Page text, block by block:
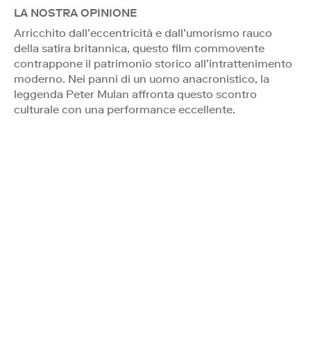
LA NOSTRA OPINIONE
Arricchito dall’eccentricità e dall’umorismo rauco
della satira britannica, questo film commovente
contrappone il patrimonio storico all’intrattenimento
moderno. Nei panni di un uomo anacronistico, la
leggenda Peter Mulan affronta questo scontro
culturale con una performance eccellente.